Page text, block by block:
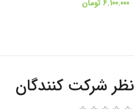
6.100.000 تومان
نظر شرکت کنندگان